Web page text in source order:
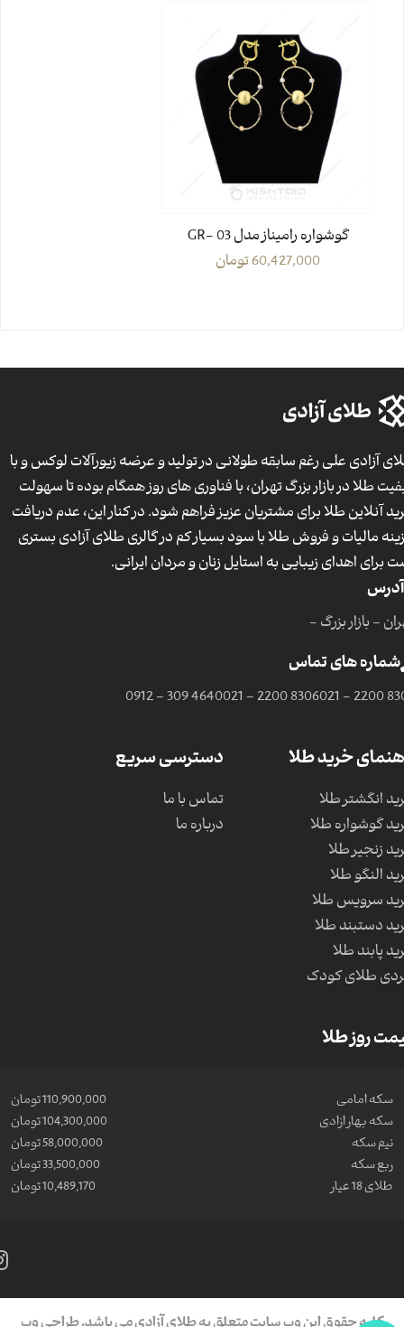
گوشواره رامیناز مدل GR- 03
60,427,000تومان
آزادی علی رغم سابقه طولانی در تولید و عرضه زیورآلات لوکس و با
طلا در بازار بزرگ تهران، با فناوری های روز همگام بوده تا سهولت
آنلاین طلا برای مشتریان عزیز فراهم شود. در کنار این، عدم دریافت
مالیات و فروش طلا با سود بسیار کم در گالری طلای آزادی بستری
برای اهدای زیبایی به استایل زنان و مردان ایرانی.
آدرس
- بازار بزرگ -
شماره های تماس
021 - 2200
021 - 2200 8306
0912 - 309 4640
خرید طلا
انگشتر طلا
گوشواره طلا
زنجیر طلا
النگو طلا
سرویس طلا
دستبند طلا
پابند طلا
طلای کودک
دسترسی سریع
تماس با ما
درباره ما
روز طلا
سکه امامی
110,900,000 تومان
سکه بهار ازادی
104,300,000 تومان
نیم سکه
58,000,000 تومان
ربع سکه
33,500,000 تومان
طلای 18 عیار
10,489,170 تومان